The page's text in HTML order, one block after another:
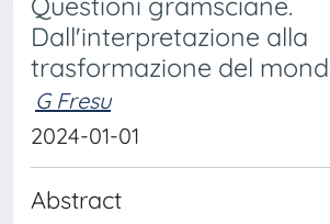
Dall'interpretazione alla
trasformazione del
G Fresu
2024-01-01
Abstract